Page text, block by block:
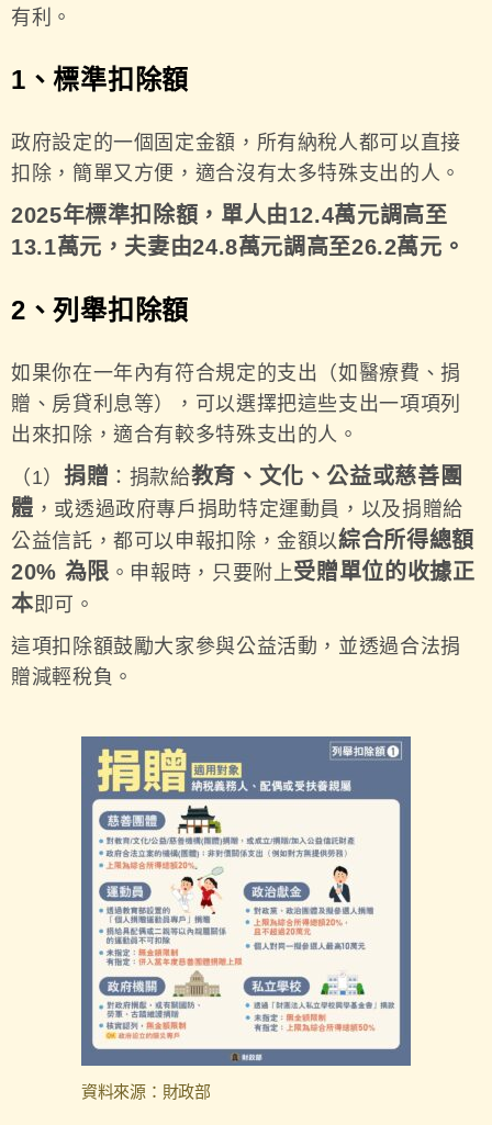
有利。
1、標準扣除額
政府設定的一個固定金額，所有納稅人都可以直接
扣除，簡單又方便，適合沒有太多特殊支出的人。
2025年標準扣除額，單人由12.4萬元調高至
13.1萬元，夫妻由24.8萬元調高至26.2萬元。
2、列舉扣除額
如果你在一年內有符合規定的支出（如醫療費、捐
贈、房貸利息等），可以選擇把這些支出一項項列
出來扣除，適合有較多特殊支出的人。
（1） 捐贈 ：捐款給教育、文化、公益或慈善團
體 ，或透過政府專戶捐助特定運動員，以及捐贈給
公益信託，都可以申報扣除，金額以綜合所得總額
20% 為限。申報時，只要附上受贈單位的收據正
本即可。
這項扣除額鼓勵大家參與公益活動，並透過合法捐
贈減輕稅負。
資料來源：財政部